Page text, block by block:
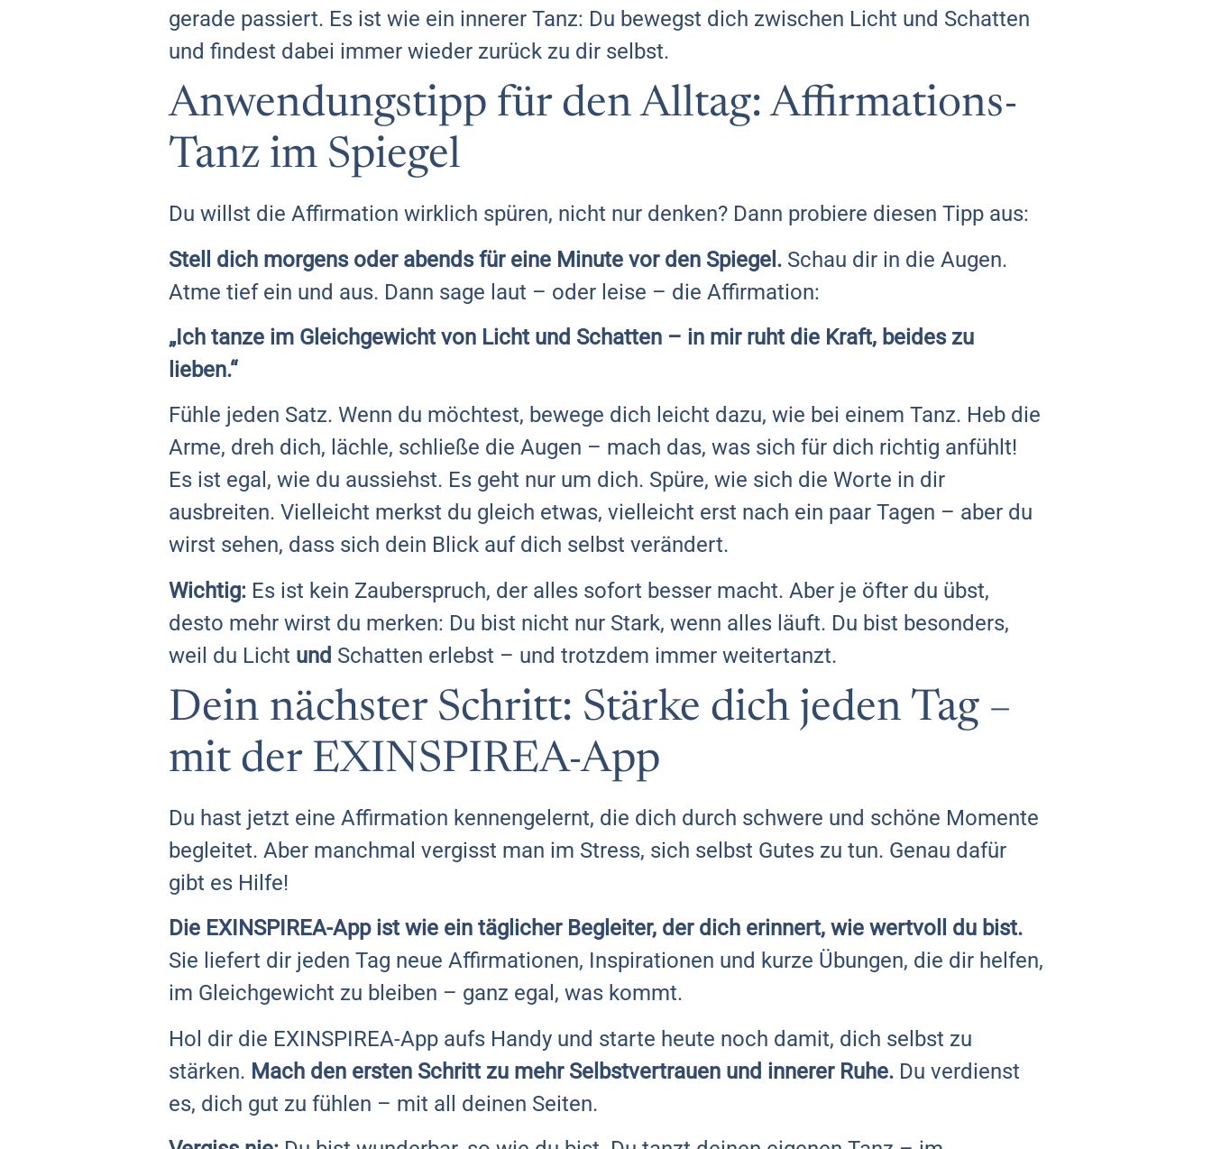
gerade passiert. Es ist wie ein innerer Tanz: Du bewegst dich zwischen Licht und Schatten
und findest dabei immer wieder zurück zu dir selbst.
Anwendungstipp für den Alltag: Affirmations-
Tanz im Spiegel
Du willst die Affirmation wirklich spüren, nicht nur denken? Dann probiere diesen Tipp aus:
Stell dich morgens oder abends für eine Minute vor den Spiegel. Schau dir in die Augen.
Atme tief ein und aus. Dann sage laut – oder leise – die Affirmation:
„Ich tanze im Gleichgewicht von Licht und Schatten – in mir ruht die Kraft, beides zu
lieben.“
Fühle jeden Satz. Wenn du möchtest, bewege dich leicht dazu, wie bei einem Tanz. Heb die
Arme, dreh dich, lächle, schließe die Augen – mach das, was sich für dich richtig anfühlt!
Es ist egal, wie du aussiehst. Es geht nur um dich. Spüre, wie sich die Worte in dir
ausbreiten. Vielleicht merkst du gleich etwas, vielleicht erst nach ein paar Tagen – aber du
wirst sehen, dass sich dein Blick auf dich selbst verändert.
Wichtig: Es ist kein Zauberspruch, der alles sofort besser macht. Aber je öfter du übst,
desto mehr wirst du merken: Du bist nicht nur Stark, wenn alles läuft. Du bist besonders,
weil du Licht und Schatten erlebst – und trotzdem immer weitertanzt.
Dein nächster Schritt: Stärke dich jeden Tag –
mit der EXINSPIREA-App
Du hast jetzt eine Affirmation kennengelernt, die dich durch schwere und schöne Momente
begleitet. Aber manchmal vergisst man im Stress, sich selbst Gutes zu tun. Genau dafür
gibt es Hilfe!
Die EXINSPIREA-App ist wie ein täglicher Begleiter, der dich erinnert, wie wertvoll du bist.
Sie liefert dir jeden Tag neue Affirmationen, Inspirationen und kurze Übungen, die dir helfen,
im Gleichgewicht zu bleiben – ganz egal, was kommt.
Hol dir die EXINSPIREA-App aufs Handy und starte heute noch damit, dich selbst zu
stärken. Mach den ersten Schritt zu mehr Selbstvertrauen und innerer Ruhe. Du verdienst
es, dich gut zu fühlen – mit all deinen Seiten.